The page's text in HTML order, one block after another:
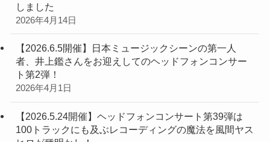
しました
2026年4月14日
【2026.6.5開催】日本ミュージックシーンの第一人
者、井上鑑さんをお迎えしてのヘッドフォンコンサー
ト第2弾！
2026年4月1日
【2026.5.24開催】ヘッドフォンコンサート第39弾は
100トラックにも及ぶレコーディングの魔法を風間ヤス